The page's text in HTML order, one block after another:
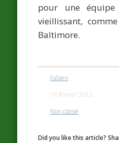
pour une
vieillissant,
Baltimore.
Fabien
16 février 2012
Non classé
Did you like this article?